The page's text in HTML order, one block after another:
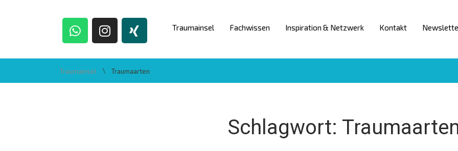
Traumainsel Fachwissen Inspiration & Netzwerk Kontakt
Traumainsel \ Traumaarten
Schlagwort: